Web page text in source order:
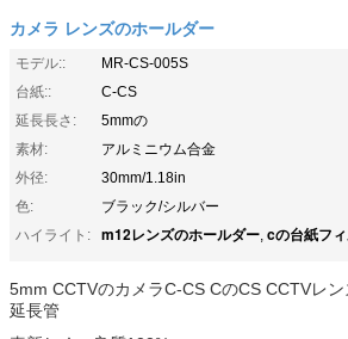
カメラ レンズのホールダー
モデル::
MR-CS-005S
台紙::
C-CS
延長長さ:
5mmの
素材:
アルミニウム合金
外径:
30mm/1.18in
色:
ブラック/シルバー
ハイライト:
m12レンズのホールダー, cの台紙フ
5mm CCTVのカメラC-CS CのCS CCTVレ
延長管